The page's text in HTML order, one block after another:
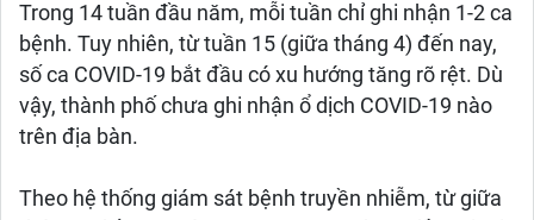
Trong 14 tuần đầu năm, mỗi tuần chỉ ghi nhận 1-2 ca
bệnh. Tuy nhiên, từ tuần 15 (giữa tháng 4) đến nay,
số ca COVID-19 bắt đầu có xu hướng tăng rõ rệt. Dù
vậy, thành phố chưa ghi nhận ổ dịch COVID-19 nào
trên địa bàn.
Theo hệ thống giám sát bệnh truyền nhiễm, từ giữa